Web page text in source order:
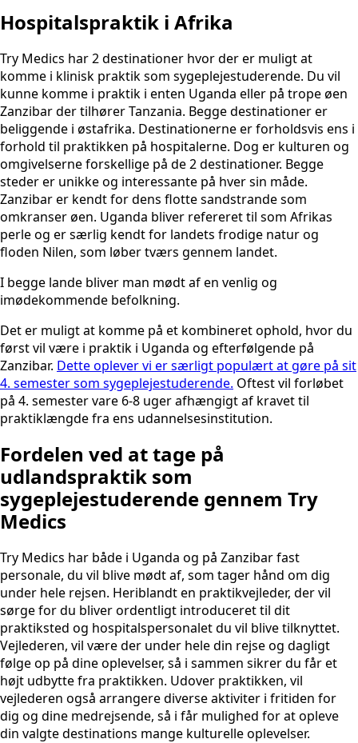
Hospitalspraktik i Afrika
Try Medics har 2 destinationer hvor der er muligt at
komme i klinisk praktik som sygeplejestuderende. Du vil
kunne komme i praktik i enten Uganda eller på trope øen
Zanzibar der tilhører Tanzania. Begge destinationer er
beliggende i østafrika. Destinationerne er forholdsvis ens i
forhold til praktikken på hospitalerne. Dog er kulturen og
omgivelserne forskellige på de 2 destinationer. Begge
steder er unikke og interessante på hver sin måde.
Zanzibar er kendt for dens flotte sandstrande som
omkranser øen. Uganda bliver refereret til som Afrikas
perle og er særlig kendt for landets frodige natur og
floden Nilen, som løber tværs gennem landet.
I begge lande bliver man mødt af en venlig og
imødekommende befolkning.
Det er muligt at komme på et kombineret ophold, hvor du
først vil være i praktik i Uganda og efterfølgende på
Zanzibar. Dette oplever vi er særligt populært at gøre på sit
4. semester som sygeplejestuderende. Oftest vil forløbet
på 4. semester vare 6-8 uger afhængigt af kravet til
praktiklængde fra ens udannelsesinstitution.
Fordelen ved at tage på
udlandspraktik som
sygeplejestuderende gennem Try
Medics
Try Medics har både i Uganda og på Zanzibar fast
personale, du vil blive mødt af, som tager hånd om dig
under hele rejsen. Heriblandt en praktikvejleder, der vil
sørge for du bliver ordentligt introduceret til dit
praktiksted og hospitalspersonalet du vil blive tilknyttet.
Vejlederen, vil være der under hele din rejse og dagligt
følge op på dine oplevelser, så i sammen sikrer du får et
højt udbytte fra praktikken. Udover praktikken, vil
vejlederen også arrangere diverse aktiviter i fritiden for
dig og dine medrejsende, så i får mulighed for at opleve
din valgte destinations mange kulturelle oplevelser.